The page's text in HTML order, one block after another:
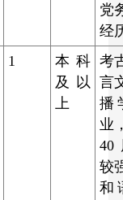
党
经
1
本科
及以
上
考
言
播
业
40
较
和